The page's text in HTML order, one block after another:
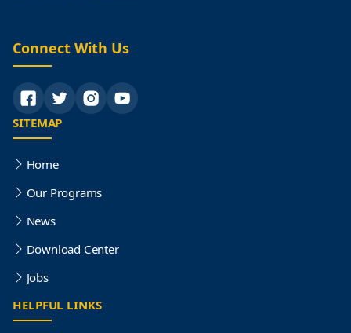
Connect With Us
SITEMAP
Home
Our Programs
News
Download Center
Jobs
HELPFUL LINKS